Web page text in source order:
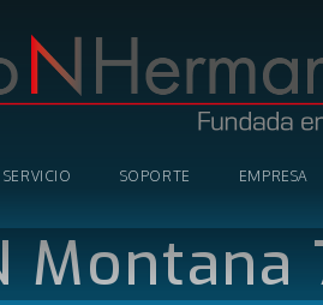
SERVICIO SOPORTE EMPRESA
Montana